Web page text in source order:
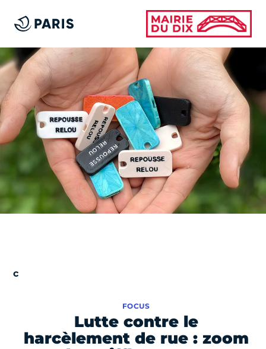
Lutte contre le
harcèlement de rue : zoom
FOCUS